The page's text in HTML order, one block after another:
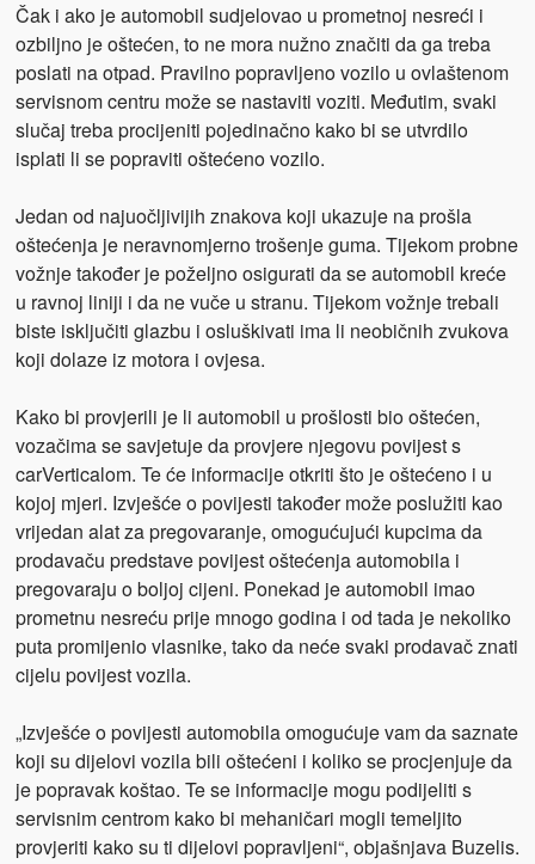
Čak i ako je automobil sudjelovao u prometnoj nesreći i
ozbiljno je oštećen, to ne mora nužno značiti da ga treba
poslati na otpad. Pravilno popravljeno vozilo u ovlaštenom
servisnom centru može se nastaviti voziti. Međutim, svaki
slučaj treba procijeniti pojedinačno kako bi se utvrdilo
isplati li se popraviti oštećeno vozilo.
Jedan od najuočljivijih znakova koji ukazuje na prošla
oštećenja je neravnomjerno trošenje guma. Tijekom probne
vožnje također je poželjno osigurati da se automobil kreće
u ravnoj liniji i da ne vuče u stranu. Tijekom vožnje trebali
biste isključiti glazbu i osluškivati ima li neobičnih zvukova
koji dolaze iz motora i ovjesa.
Kako bi provjerili je li automobil u prošlosti bio oštećen,
vozačima se savjetuje da provjere njegovu povijest s
carVerticalom. Te će informacije otkriti što je oštećeno i u
kojoj mjeri. Izvješće o povijesti također može poslužiti kao
vrijedan alat za pregovaranje, omogućujući kupcima da
prodavaču predstave povijest oštećenja automobila i
pregovaraju o boljoj cijeni. Ponekad je automobil imao
prometnu nesreću prije mnogo godina i od tada je nekoliko
puta promijenio vlasnike, tako da neće svaki prodavač znati
cijelu povijest vozila.
„Izvješće o povijesti automobila omogućuje vam da saznate
koji su dijelovi vozila bili oštećeni i koliko se procjenjuje da
je popravak koštao. Te se informacije mogu podijeliti s
servisnim centrom kako bi mehaničari mogli temeljito
provjeriti kako su ti dijelovi popravljeni“, objašnjava Buzelis.